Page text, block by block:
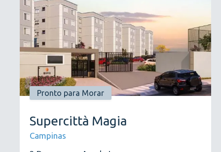
Pronto para Morar
Supercittà Magia
Campinas